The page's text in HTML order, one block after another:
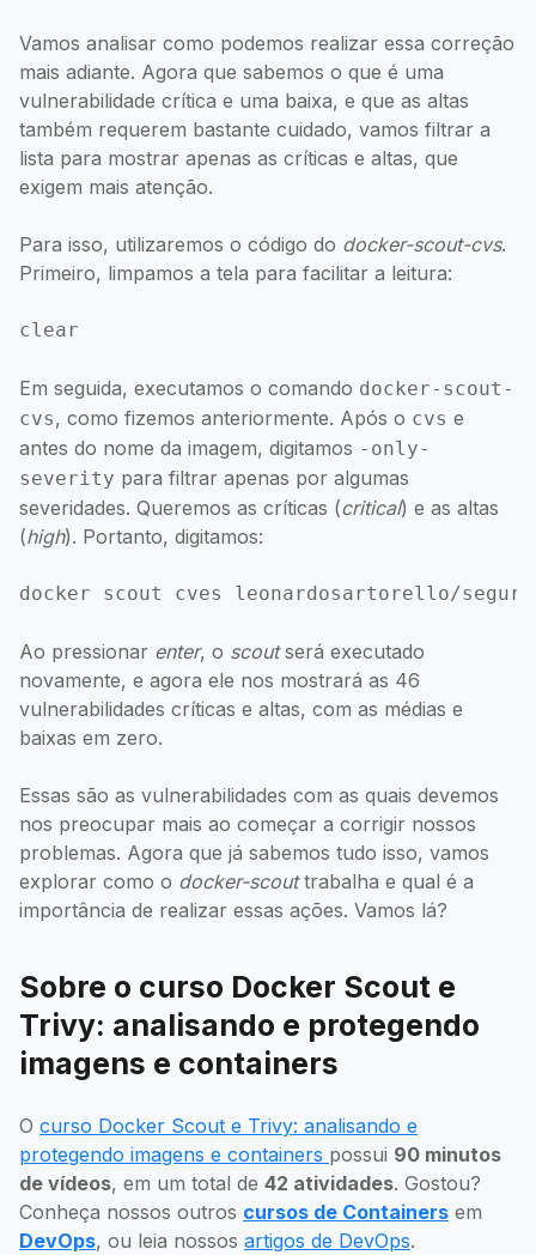
Vamos analisar como podemos realizar essa correção
mais adiante. Agora que sabemos o que é uma
vulnerabilidade crítica e uma baixa, e que as altas
também requerem bastante cuidado, vamos filtrar a
lista para mostrar apenas as críticas e altas, que
exigem mais atenção.
Para isso, utilizaremos o código do docker-scout-cvs.
Primeiro, limpamos a tela para facilitar a leitura:
Em seguida, executamos o comando docker-scout-
cvs, como fizemos anteriormente. Após o cvs e
antes do nome da imagem, digitamos -only-
severity para filtrar apenas por algumas
severidades. Queremos as críticas (critical) e as altas
(high). Portanto, digitamos:
Ao pressionar enter, o scoutserá executado
novamente, e agora ele nos mostrará as 46
vulnerabilidades críticas e altas, com as médias e
baixas em zero.
Essas são as vulnerabilidades com as quais devemos
nos preocupar mais ao começar a corrigir nossos
problemas. Agora que já sabemos tudo isso, vamos
explorar como o docker-scouttrabalha e qual é a
importância de realizar essas ações. Vamos lá?
Sobre o curso Docker Scout e
Trivy: analisando e protegendo
imagens e containers
O curso Docker Scout e Trivy: analisando e
protegendo imagens e containers possui 90 minutos
de vídeos, em um total de 42 atividades. Gostou?
Conheça nossos outros cursos de Containers em
DevOps, ou leia nossos artigos de DevOps.